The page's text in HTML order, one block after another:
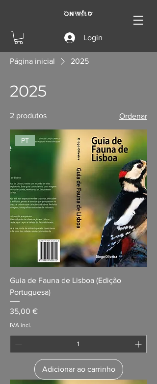
Login
Página inicial 2025
2025
2 produtos Ordenar
PT
Guia de Fauna de Lisboa (Edição
Portuguesa)
Preço
35,00 €
IVA incl.
Adicionar ao carrinho